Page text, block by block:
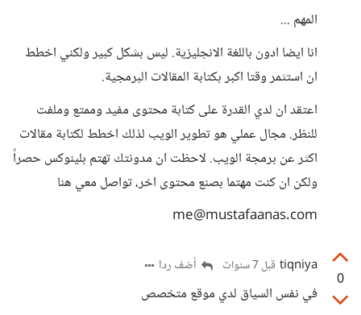
المهم ...
انا ايضا ادون باللغة الانجليزية. ليس بشكل كبير ولكني اخطط
ان استثمر وقتا اكبر بكتابة المقالات البرمجية.
اعتقد ان لدي القدرة على كتابة محتوى مفيد وممتع وملفت
للنظر. مجال عملي هو تطوير الويب لذلك اخطط لكتابة مقالات
اكثر عن برمجة الويب. لاحظت ان مدونتك تهتم بلينوكس حصراً
ولكن ان كنت مهتما بصنع محتوى اخر، تواصل معي هنا
me@mustafaanas.com
0
tiqniya قبل 7 سنوات أضف ردا
في نفس السياق لدي موقع متخصص